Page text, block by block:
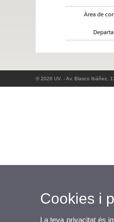
Àrea de
© 2026 UV. - Av. Blasco Ibáñez,
Cookies i
La teva privacitat és